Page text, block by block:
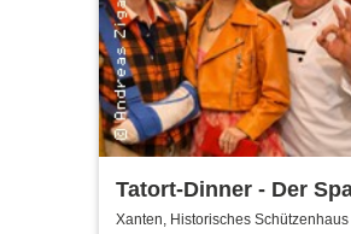
Tatort-Dinner - Der
Mord
Xanten, Historisches Schützenhaus